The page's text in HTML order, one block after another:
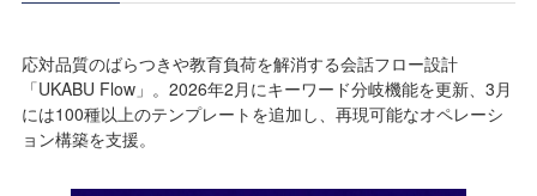
応対品質のばらつきや教育負荷を解消する会話フロー設計
「UKABU Flow」。2026年2月にキーワード分岐機能を更新、3月
には100種以上のテンプレートを追加し、再現可能なオペレーシ
ョン構築を支援。